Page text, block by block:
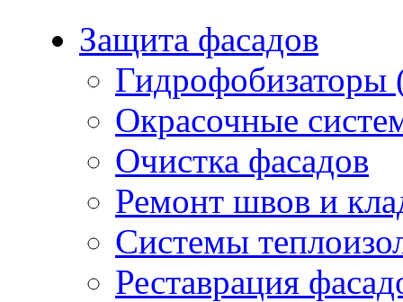
Защита фасадов
Гидрофобизаторы
Окрасочные
Очистка фасадов
Ремонт швов и
Системы
Реставрация